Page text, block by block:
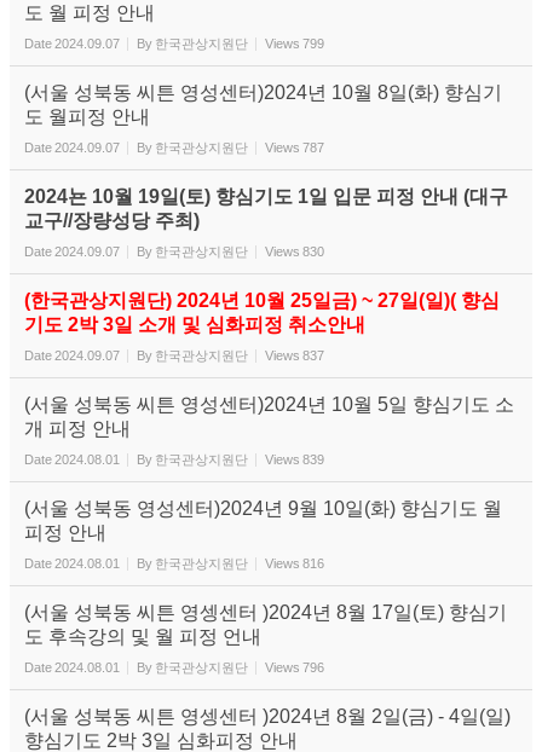
도 월 피정 안내
Date2024.09.07 By 한국관상지원단 Views 799
(서울 성북동 씨튼 영성센터)2024년 10월 8일(화) 향심기
도 월피정 안내
Date2024.09.07 By 한국관상지원단 Views 787
2024뇬 10월 19일(토) 향심기도 1일 입문 피정 안내 (대구
교구//장량성당 주최)
Date2024.09.07 By 한국관상지원단 Views 830
(한국관상지원단) 2024년 10월 25일금) ~ 27일(일)( 향심
기도 2박 3일 소개 및 심화피정 취소안내
Date2024.09.07 By 한국관상지원단 Views 837
(서울 성북동 씨튼 영성센터)2024년 10월 5일 향심기도 소
개 피정 안내
Date2024.08.01 By 한국관상지원단 Views 839
(서울 성북동 영성센터)2024년 9월 10일(화) 향심기도 월
피정 안내
Date2024.08.01 By 한국관상지원단 Views 816
(서울 성북동 씨튼 영셍센터 )2024년 8월 17일(토) 향심기
도 후속강의 및 월 피정 언내
Date2024.08.01 By 한국관상지원단 Views 796
(서울 성북동 씨튼 영셍센터 )2024년 8월 2일(금) - 4일(일)
향심기도 2박 3일 심화피정 안내